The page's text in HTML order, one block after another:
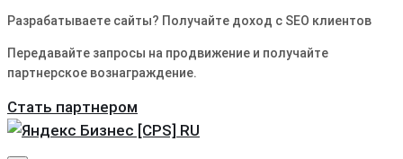
Разрабатываете сайты? Получайте доход с SEO клиентов
Передавайте запросы на продвижение и получайте
партнерское вознаграждение.
Стать партнером